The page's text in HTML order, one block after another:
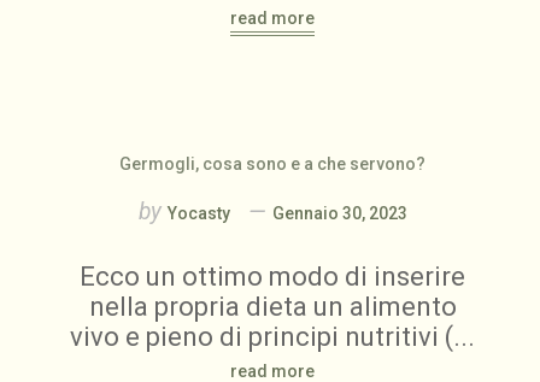
read more
Germogli, cosa sono e a che servono?
by Yocasty Gennaio 30, 2023
Ecco un ottimo modo di inserire
nella propria dieta un alimento
vivo e pieno di principi nutritivi (...
read more